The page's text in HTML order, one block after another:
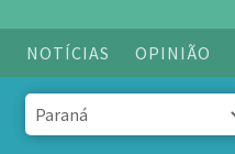
NOTÍCIAS OPINIÃO